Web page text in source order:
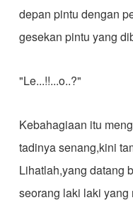
depan pintu dengan
gesekan pintu yang
"Le...!!...o..?"
Kebahagiaan itu
tadinya senang,kini
Lihatlah,yang datang
seorang laki laki